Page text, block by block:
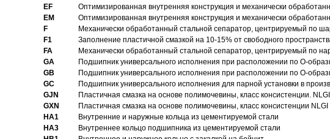
EF
Оптимизированная внутренняя конструкция и механически
EM
Оптимизированная внутренняя конструкция и механически
F
Механически обработанный стальной сепаратор, центрируемый по
F1
Заполнение пластичной смазкой на 10-15% от свободного
FA
Механически обработанный стальной сепаратор, центрируемый по
GA
Подшипник универсального исполнения при расположении по О-
GB
Подшипник универсального исполнения при расположении по О-
GC
Подшипник универсального исполнения для парной установки в
GJN
Пластичная смазка на основе полимочевины, класс консистенции.
GXN
Пластичная смазка на основе полимочевины, класс консистенции
HA1
Внутренние и наружные кольца из цементируемой стали
HA3
Bнутреннее кольцо подшипника из цементируемой стали